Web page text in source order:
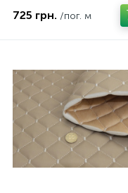
ширина 1,35м Туреччина
725 грн. /пог. м